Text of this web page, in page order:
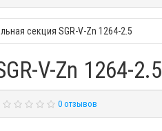
секция SGR-V-Zn 1264-2.5
V-Zn 1264-2.5
0 отзывов